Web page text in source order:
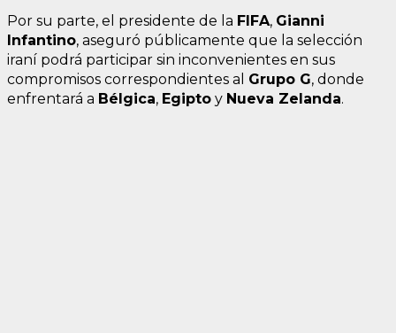
Por su parte, el presidente de la FIFA, Gianni
Infantino, aseguró públicamente que la selección
iraní podrá participar sin inconvenientes en sus
compromisos correspondientes al Grupo G, donde
enfrentará a Bélgica, Egipto y Nueva Zelanda.